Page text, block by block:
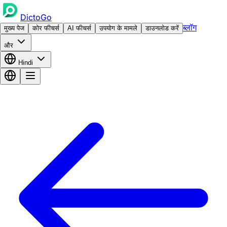
DictoGo
मुख्य पेज कोर फीचर्स AI फीचर्स उपयोग के मामले डाउनलोड करें ब्लॉग
और
Hindi